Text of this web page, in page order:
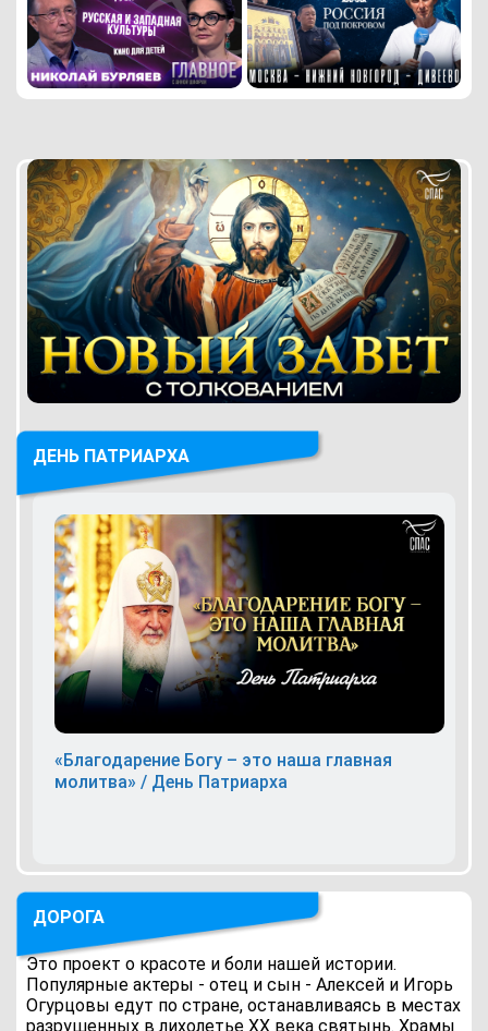
ДЕНЬ ПАТРИАРХА
«Благодарение Богу – это наша главная
молитва» / День Патриарха
ДОРОГА
Это проект о красоте и боли нашей истории.
Популярные актеры - отец и сын - Алексей и Игорь
Огурцовы едут по стране, останавливаясь в местах
разрушенных в лихолетье ХХ века святынь. Храмы